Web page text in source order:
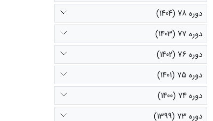
دوره 78 (1404)
دوره 77 (1403)
دوره 76 (1402)
دوره 75 (1401)
دوره 74 (1400)
دوره 73 (1399)